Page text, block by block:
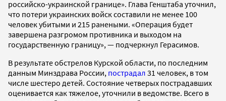
российско-украинской границе». Глава Генштаба уточнил,
что потери украинских войск составили не менее 100
человек убитыми и 215 ранеными. «Операция будет
завершена разгромом противника и выходом на
государственную границу», — подчеркнул Герасимов.
В результате обстрелов Курской области, по последним
данным Минздрава России, пострадал 31 человек, в том
числе шестеро детей. Состояние четверых пострадавших
оценивается как тяжелое, уточнили в ведомстве. Всего в